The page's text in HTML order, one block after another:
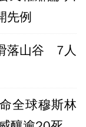
先例
落山谷 7人
全球穆斯林